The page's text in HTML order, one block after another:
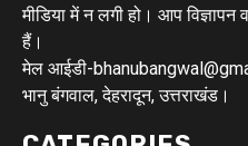
मीडिया में न लगी हो। आप
हैं।
मेल आईडी-
भानु बंगवाल, देहरादून, उत्तराखंड।